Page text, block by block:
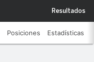
Resultados
Posiciones Estadísticas